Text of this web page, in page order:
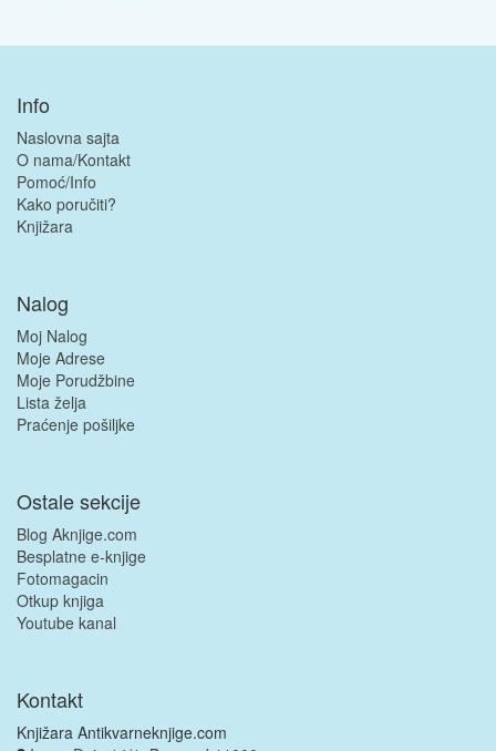
Info
Naslovna sajta
O nama/Kontakt
Pomoć/Info
Kako poručiti?
Knjižara
Nalog
Moj Nalog
Moje Adrese
Moje Porudžbine
Lista želja
Praćenje pošiljke
Ostale sekcije
Blog Aknjige.com
Besplatne e-knjige
Fotomagacin
Otkup knjiga
Youtube kanal
Kontakt
Knjižara Antikvarneknjige.com